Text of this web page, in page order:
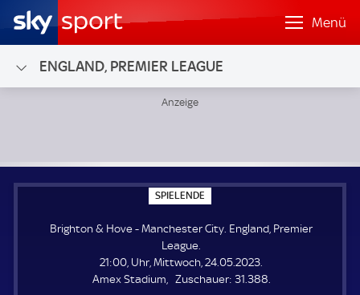
Menü
ENGLAND, PREMIER LEAGUE
SPIELENDE
P
E
N
E
Brighton & Hove - Manchester City. England, Premier
League.
21:00, Uhr, Mittwoch, 24.05.2023.
Amex Stadium
Zuschauer: Z
31.388.